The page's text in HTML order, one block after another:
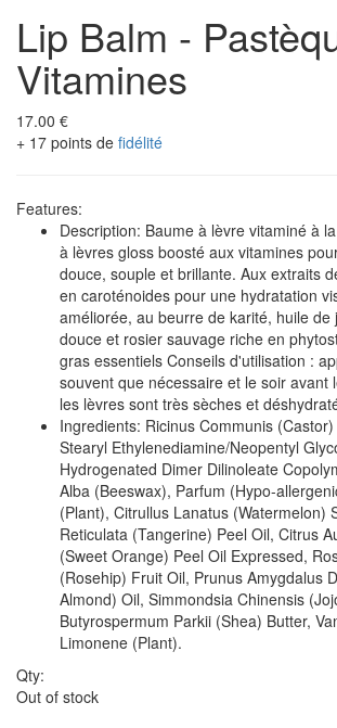
Lip Balm -
Vitamines
17.00 €
+ 17 points de fidélité
Features:
Description: Baume à lèvre vitaminé à
à lèvres gloss boosté aux vitamines
douce, souple et brillante. Aux extraits
en caroténoides pour une hydratation
améliorée, au beurre de karité, huile de
douce et rosier sauvage riche en
gras essentiels Conseils d'utilisation :
souvent que nécessaire et le soir avant
les lèvres sont très sèches et
Ingredients: Ricinus Communis
Stearyl Ethylenediamine/Neopentyl
Hydrogenated Dimer Dilinoleate
Alba (Beeswax), Parfum (Hypo-
(Plant), Citrullus Lanatus (Watermelon)
Reticulata (Tangerine) Peel Oil, Citrus
(Sweet Orange) Peel Oil Expressed,
(Rosehip) Fruit Oil, Prunus Amygdalus
Almond) Oil, Simmondsia Chinensis
Butyrospermum Parkii (Shea) Butter,
Limonene (Plant).
Qty:
Out of stock